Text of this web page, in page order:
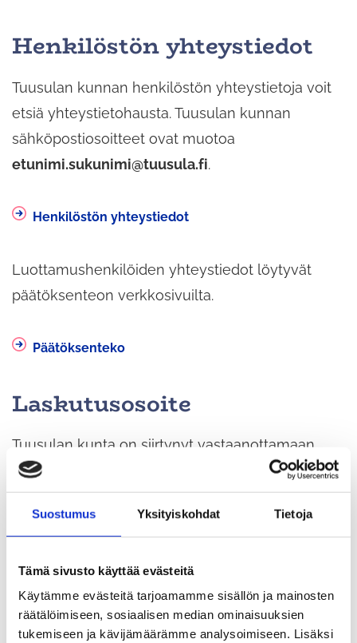
Suostumus Yksityiskohdat Tietoja
Tämä sivusto käyttää evästeitä
Käytämme evästeitä tarjoamamme sisällön ja mainosten
räätälöimiseen, sosiaalisen median ominaisuuksien
tukemiseen ja kävijämäärämme analysoimiseen. Lisäksi
palveluun
Henkilöstön yhteystiedot
Tuusulan kunnan henkilöstön yhteystietoja voit
etsiä yhteystietohausta. Tuusulan kunnan
sähköpostiosoitteet ovat muotoa
etunimi.sukunimi@tuusula.fi.
Henkilöstön yhteystiedot
Luottamushenkilöiden yhteystiedot löytyvät
päätöksenteon verkkosivuilta.
Päätöksenteko
Laskutusosoite
Tuusulan kunta on siirtynyt vastaanottamaan
pelkästään verkko-ostolaskuja 1.10.2022 alkaen.
Tuusulan kunta kuuluu käännetyn
Vastaanottaja: Tuusulan kunta